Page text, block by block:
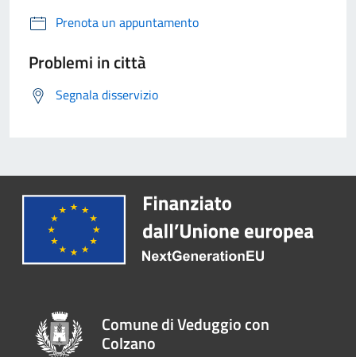
Prenota un appuntamento
Problemi in città
Segnala disservizio
Comune di Veduggio con
Colzano